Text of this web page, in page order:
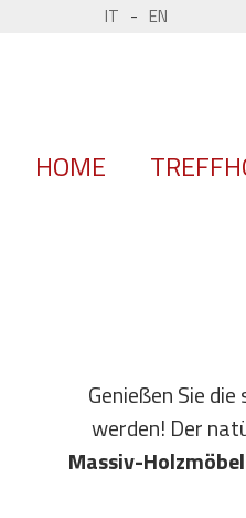
IT - EN
HOME
Genießen Sie
werden! Der
Massiv-Holzmöbel